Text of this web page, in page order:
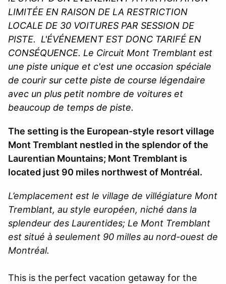
LIMITÉE EN RAISON DE LA RESTRICTION
LOCALE DE 30 VOITURES PAR SESSION DE
PISTE. L'ÉVÉNEMENT EST DONC TARIFÉ EN
CONSÉQUENCE. Le Circuit Mont Tremblant est
une piste unique et c'est une occasion spéciale
de courir sur cette piste de course légendaire
avec un plus petit nombre de voitures et
beaucoup de temps de piste.
The setting is the European-style resort village
Mont Tremblant nestled in the splendor of the
Laurentian Mountains; Mont Tremblant is
located just 90 miles northwest of Montréal.
L’emplacement est le village de villégiature Mont
Tremblant, au style européen, niché dans la
splendeur des Laurentides; Le Mont Tremblant
est situé à seulement 90 milles au nord-ouest de
Montréal.
This is the perfect vacation getaway for the